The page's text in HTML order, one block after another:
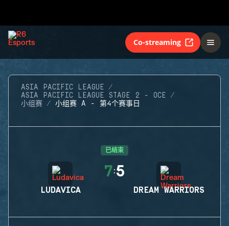
Co-streaming
ASIA PACIFIC LEAGUE
ASIA PACIFIC LEAGUE STAGE 2 - OCE
小组赛
小组赛 A - 第4个赛事日
已结束
LUDAVICA
7:5
DREAM WARRIORS